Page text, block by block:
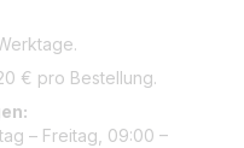
€ pro Bestellung.
– Freitag, 09:00 –